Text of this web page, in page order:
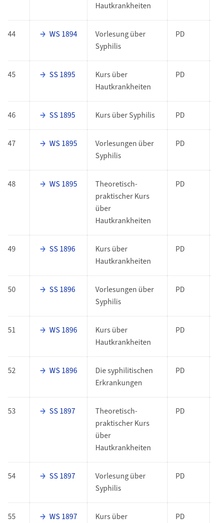
Hautkrankheiten
44 WS 1894
Vorlesung über
Syphilis
PD
45 SS 1895
Kurs über
Hautkrankheiten
PD
46 SS 1895 Kurs über Syphilis PD
47 WS 1895
Vorlesungen über
Syphilis
PD
48 WS 1895
Theoretisch-
praktischer Kurs
über
Hautkrankheiten
PD
49 SS 1896
Kurs über
Hautkrankheiten
PD
50 SS 1896
Vorlesungen über
Syphilis
PD
51 WS 1896
Kurs über
Hautkrankheiten
PD
52 WS 1896
Die syphilitischen
Erkrankungen
PD
53 SS 1897
Theoretisch-
praktischer Kurs
über
Hautkrankheiten
PD
54 SS 1897
Vorlesung über
Syphilis
PD
55 WS 1897
Kurs über
PD